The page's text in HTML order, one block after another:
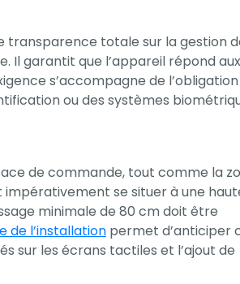
transparence totale sur la gestion
Il garantit que l’appareil répond aux
s’accompagne de
ou des systèmes
de commande, tout comme la
se situer à une
minimale de 80 cm doit être
de l’installation permet d’anticiper
sur les écrans tactiles et l’ajout de